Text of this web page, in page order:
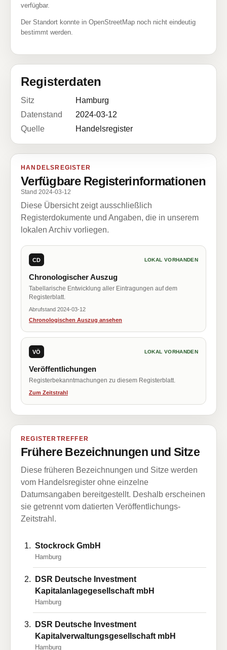
verfügbar.
Der Standort konnte in OpenStreetMap noch nicht eindeutig
bestimmt werden.
Registerdaten
Sitz
Hamburg
Datenstand
2024-03-12
Quelle
Handelsregister
HANDELSREGISTER
Verfügbare Registerinformationen
Stand 2024-03-12
Diese Übersicht zeigt ausschließlich
Registerdokumente und Angaben, die in unserem
lokalen Archiv vorliegen.
CD LOKAL VORHANDEN
Chronologischer Auszug
Tabellarische Entwicklung aller Eintragungen auf dem
Registerblatt.
Abrufstand 2024-03-12
Chronologischen Auszug ansehen
VÖ LOKAL VORHANDEN
Veröffentlichungen
Registerbekanntmachungen zu diesem Registerblatt.
Zum Zeitstrahl
REGISTERTREFFER
Frühere Bezeichnungen und Sitze
Diese früheren Bezeichnungen und Sitze werden
vom Handelsregister ohne einzelne
Datumsangaben bereitgestellt. Deshalb erscheinen
sie getrennt vom datierten Veröffentlichungs-
Zeitstrahl.
Stockrock GmbH
Hamburg
DSR Deutsche Investment
Kapitalanlagegesellschaft mbH
Hamburg
DSR Deutsche Investment
Kapitalverwaltungsgesellschaft mbH
Hamburg